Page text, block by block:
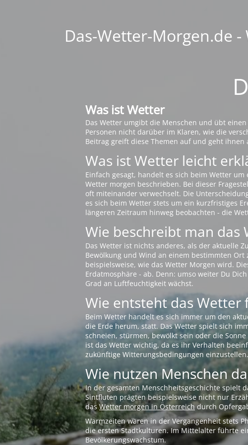
Das-Wetter-Morgen.de
Was ist Wetter
Das Wetter umgibt die Menschen und übt
Personen nicht darüber im Klaren, wie die
Beitrag greift diese Themen auf und geht ihnen
Was ist Wetter leicht
Einfach gesagt, handelt es sich beim Wetter
Wetter morgen beschrieben. Bei dieser
oft miteinander verwechselt. Die
es sich beim Wetter stets um ein kurzfristiges
längeren Zeitraum hinweg beobachten - die
Wie beschreibt man das
Das Wetter ist nichts anderes, als der aktuelle
Bewölkung und Wind an einem bestimmten
beispielsweise, wie das Wetter Morgen wird.
Erdatmosphäre - ab. Denn: umso weiter Du
Grad an Luftfeuchtigkeit wächst.
Wie entsteht das Wetter
Beim Wetter handelt es sich immer um den
die Erde herum, statt. Das Wetter spielt sich
schneien, stürmen, bewölkt sein oder die
ist das Wetter wichtig, da es ihr Verhalten
zukünftige Witterungsbedingungen einzustellen.
Wie nutzen Menschen
In der gesamten Menschheitsgeschichte spielt
Sintfluten prägten beispielsweise nicht nur
dasWetter morgen in Österreichdurch
Warmzeiten waren in der Vergangenheit stets
die ersten Stadtkulturen. Im Mittelalter führte
Bevölkerungswachstum.